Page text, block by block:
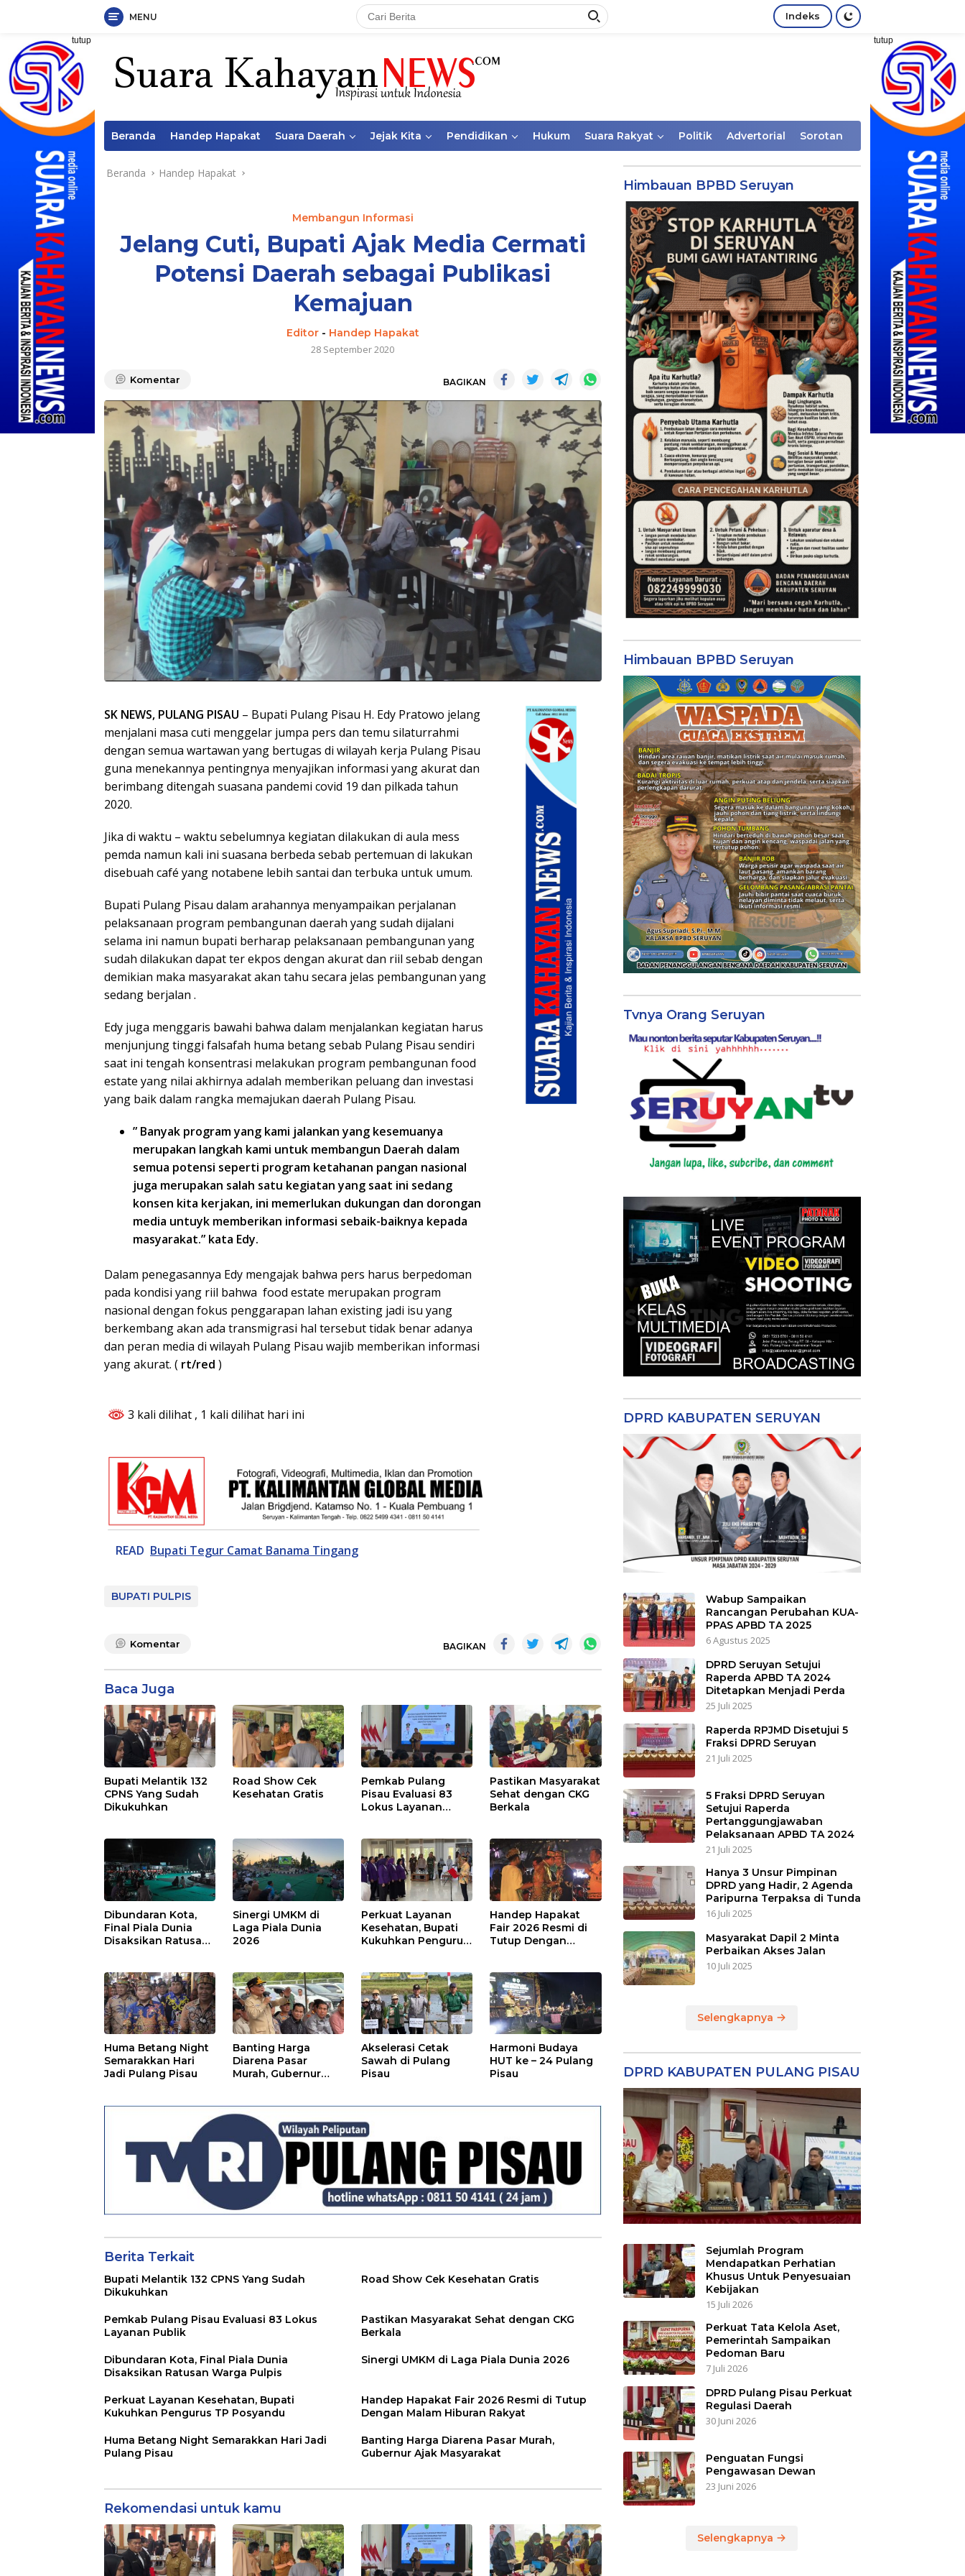
Langsung
konten
MENU Indeks
tutup tutup
Beranda Handep Hapakat Suara Daerah Jejak Kita Pendidikan Hukum Suara Rakyat Politik Advertorial Sorotan
Beranda Handep Hapakat
Membangun Informasi
Jelang Cuti, Bupati Ajak Media Cermati
Potensi Daerah sebagai Publikasi
Kemajuan
Editor- Handep Hapakat
28 September 2020
Komentar BAGIKAN
SK NEWS, PULANG PISAU – Bupati Pulang Pisau H. Edy Pratowo jelang
menjalani masa cuti menggelar jumpa pers dan temu silaturrahmi
dengan semua wartawan yang bertugas di wilayah kerja Pulang Pisau
guna menekannya pentingnya menyajikan informasi yang akurat dan
berimbang ditengah suasana pandemi covid 19 dan pilkada tahun
2020.
Jika di waktu – waktu sebelumnya kegiatan dilakukan di aula mess
pemda namun kali ini suasana berbeda sebab pertemuan di lakukan
disebuah café yang notabene lebih santai dan terbuka untuk umum.
Bupati Pulang Pisau dalam arahannya menyampaikan perjalanan
pelaksanaan program pembangunan daerah yang sudah dijalani
selama ini namun bupati berharap pelaksanaan pembangunan yang
sudah dilakukan dapat ter ekpos dengan akurat dan riil sebab dengan
demikian maka masyarakat akan tahu secara jelas pembangunan yang
sedang berjalan .
Edy juga menggaris bawahi bahwa dalam menjalankan kegiatan harus
menjunjung tinggi falsafah huma betang sebab Pulang Pisau sendiri
saat ini tengah konsentrasi melakukan program pembangunan food
estate yang nilai akhirnya adalah memberikan peluang dan investasi
yang baik dalam rangka memajukan daerah Pulang Pisau.
” Banyak program yang kami jalankan yang kesemuanya
merupakan langkah kami untuk membangun Daerah dalam
semua potensi seperti program ketahanan pangan nasional
juga merupakan salah satu kegiatan yang saat ini sedang
konsen kita kerjakan, ini memerlukan dukungan dan dorongan
media untuyk memberikan informasi sebaik-baiknya kepada
masyarakat.” kata Edy.
Dalam penegasannya Edy mengajak bahwa pers harus berpedoman
pada kondisi yang riil bahwa food estate merupakan program
nasional dengan fokus penggarapan lahan existing jadi isu yang
berkembang akan ada transmigrasi hal tersebut tidak benar adanya
dan peran media di wilayah Pulang Pisau wajib memberikan informasi
yang akurat. ( rt/red )
3 kali dilihat , 1 kali dilihat hari ini
READ Bupati Tegur Camat Banama Tingang
BUPATI PULPIS
Komentar BAGIKAN
Baca Juga
Bupati Melantik 132
CPNS Yang Sudah
Dikukuhkan
Road Show Cek
Kesehatan Gratis
Pemkab Pulang
Pisau Evaluasi 83
Lokus Layanan
Pastikan Masyarakat
Sehat dengan CKG
Berkala
Dibundaran Kota,
Final Piala Dunia
Disaksikan Ratusan
Sinergi UMKM di
Laga Piala Dunia
2026
Perkuat Layanan
Kesehatan, Bupati
Kukuhkan Pengurus
Handep Hapakat
Fair 2026 Resmi di
Tutup Dengan
Huma Betang Night
Semarakkan Hari
Jadi Pulang Pisau
Banting Harga
Diarena Pasar
Murah, Gubernur
Akselerasi Cetak
Sawah di Pulang
Pisau
Harmoni Budaya
HUT ke – 24 Pulang
Pisau
Berita Terkait
Bupati Melantik 132 CPNS Yang Sudah
Dikukuhkan
Road Show Cek Kesehatan Gratis
Pemkab Pulang Pisau Evaluasi 83 Lokus
Layanan Publik
Pastikan Masyarakat Sehat dengan CKG
Berkala
Dibundaran Kota, Final Piala Dunia
Disaksikan Ratusan Warga Pulpis
Sinergi UMKM di Laga Piala Dunia 2026
Perkuat Layanan Kesehatan, Bupati
Kukuhkan Pengurus TP Posyandu
Handep Hapakat Fair 2026 Resmi di Tutup
Dengan Malam Hiburan Rakyat
Huma Betang Night Semarakkan Hari Jadi
Pulang Pisau
Banting Harga Diarena Pasar Murah,
Gubernur Ajak Masyarakat
Rekomendasi untuk kamu
Himbauan BPBD Seruyan
Himbauan BPBD Seruyan
Tvnya Orang Seruyan
DPRD KABUPATEN SERUYAN
Wabup Sampaikan
Rancangan Perubahan KUA-
PPAS APBD TA 2025
6 Agustus 2025
DPRD Seruyan Setujui
Raperda APBD TA 2024
Ditetapkan Menjadi Perda
25 Juli 2025
Raperda RPJMD Disetujui 5
Fraksi DPRD Seruyan
21 Juli 2025
5 Fraksi DPRD Seruyan
Setujui Raperda
Pertanggungjawaban
Pelaksanaan APBD TA 2024
21 Juli 2025
Hanya 3 Unsur Pimpinan
DPRD yang Hadir, 2 Agenda
Paripurna Terpaksa di Tunda
16 Juli 2025
Masyarakat Dapil 2 Minta
Perbaikan Akses Jalan
10 Juli 2025
Selengkapnya
DPRD KABUPATEN PULANG PISAU
Sejumlah Program
Mendapatkan Perhatian
Khusus Untuk Penyesuaian
Kebijakan
15 Juli 2026
Perkuat Tata Kelola Aset,
Pemerintah Sampaikan
Pedoman Baru
7 Juli 2026
DPRD Pulang Pisau Perkuat
Regulasi Daerah
30 Juni 2026
Penguatan Fungsi
Pengawasan Dewan
23 Juni 2026
Selengkapnya